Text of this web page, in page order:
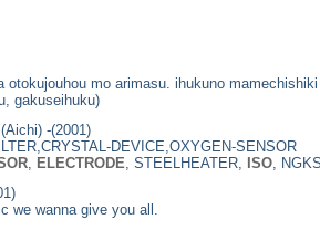
mo arimasu. ihukuno
gakuseihuku)
(Aichi) -(2001)
DEVICE,OXYGEN-SENSOR
ELECTRODE , STEELHEATER, ISO ,
we wanna give you all.